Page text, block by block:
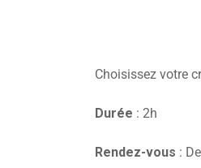
Choisissez votre
Durée : 2h
Rendez-vous :